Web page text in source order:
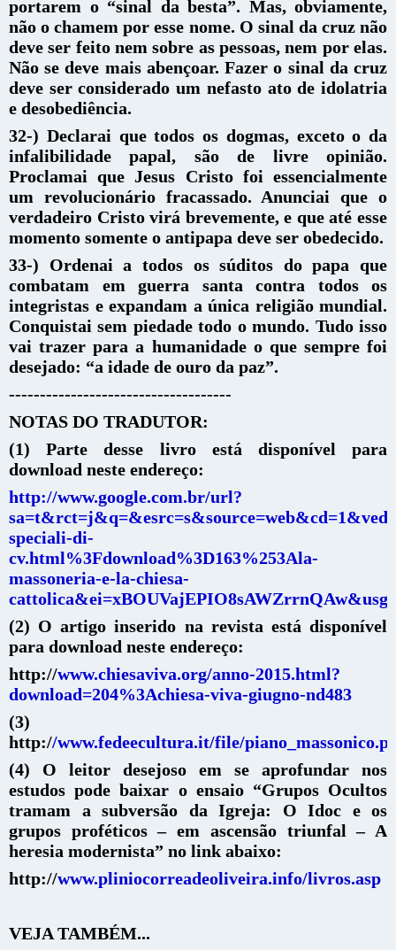
portarem o “sinal da besta”. Mas, obviamente,
não o chamem por esse nome. O sinal da cruz não
deve ser feito nem sobre as pessoas, nem por elas.
Não se deve mais abençoar. Fazer o sinal da cruz
deve ser considerado um nefasto ato de idolatria
e desobediência.
32-) Declarai que todos os dogmas, exceto o da
infalibilidade papal, são de livre opinião.
Proclamai que Jesus Cristo foi essencialmente
um revolucionário fracassado. Anunciai que o
verdadeiro Cristo virá brevemente, e que até esse
momento somente o antipapa deve ser obedecido.
33-) Ordenai a todos os súditos do papa que
combatam em guerra santa contra todos os
integristas e expandam a única religião mundial.
Conquistai sem piedade todo o mundo. Tudo isso
vai trazer para a humanidade o que sempre foi
desejado: “a idade de ouro da paz”.
------------------------------------
NOTAS DO TRADUTOR:
(1) Parte desse livro está disponível para
download neste endereço:
http://www.google.com.br/url?
speciali-di-
cv.html%3Fdownload%3D163%253Ala-
massoneria-e-la-chiesa-
(2) O artigo inserido na revista está disponível
para download neste endereço:
http://www.chiesaviva.org/anno-2015.html?
download=204%3Achiesa-viva-giugno-nd483
(3)
http://www.fedeecultura.it/file/
(4) O leitor desejoso em se aprofundar nos
estudos pode baixar o ensaio “Grupos Ocultos
tramam a subversão da Igreja: O Idoc e os
grupos proféticos – em ascensão triunfal – A
heresia modernista” no link abaixo:
http://www.pliniocorreadeoliveira.info/livros.asp
VEJA TAMBÉM...